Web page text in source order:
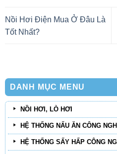
Nồi Hơi Điện Mua Ở Đâu Là
Tốt Nhất?
DANH MỤC MENU
NỒI HƠI, LÒ HƠI
HỆ THỐNG NẤU ĂN CÔNG
HỆ THỐNG SẤY HẤP CÔNG